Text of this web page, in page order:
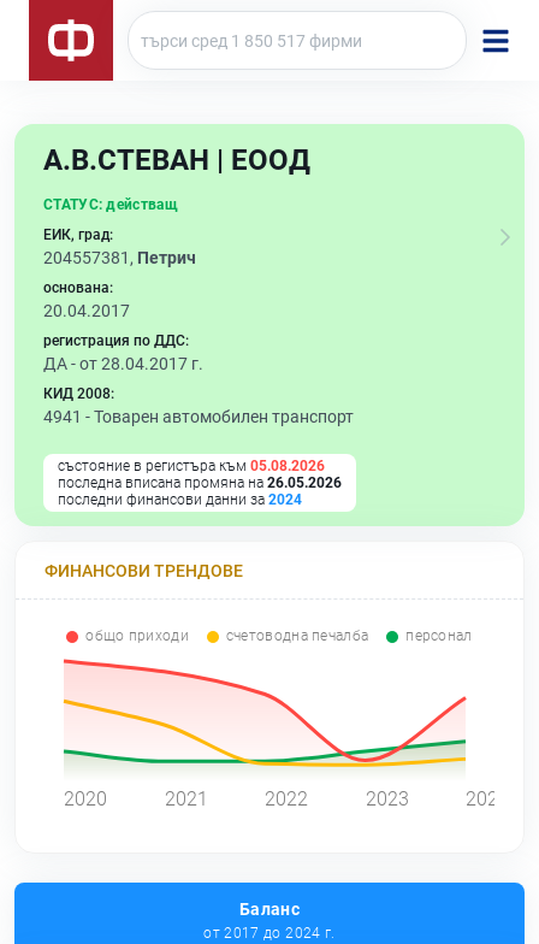
А.В.СТЕВАН | ЕООД
СТАТУС: действащ
ЕИК, град:
204557381, Петрич
основана:
20.04.2017
регистрация по ДДС:
ДА - от 28.04.2017 г.
КИД 2008:
4941 -Товарен автомобилен транспорт
състояние в регистъра към 05.08.2026
последна вписана промяна на 26.05.2026
последни финансови данни за 2024
ФИНАНСОВИ ТРЕНДОВЕ
общо приходи счетоводна печалба персонал
2020 2021 2022 2023 2024
Баланс
от 2017 до 2024 г.